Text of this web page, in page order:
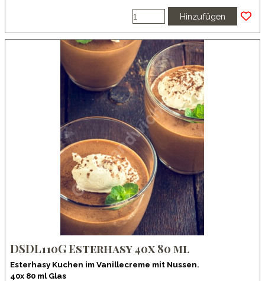
Hinzufügen
DSDL110G Esterhasy 40x 80 ml
Esterhasy Kuchen im Vanillecreme mit Nussen.
40x 80 ml Glas